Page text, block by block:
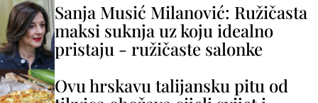
Sanja Musić Milanović: Ružičasta
maksi suknja uz koju idealno
pristaju - ružičaste salonke
Ovu hrskavu talijansku pitu od